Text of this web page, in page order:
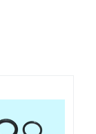
для Coltri
набор для